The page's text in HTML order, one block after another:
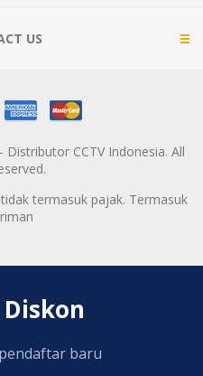
US
Distributor CCTV Indonesia. All
termasuk pajak. Termasuk
baru